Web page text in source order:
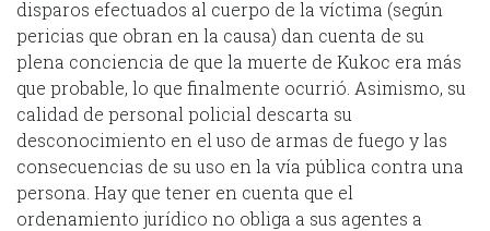
disparos efectuados al cuerpo de la víctima (según
pericias que obran en la causa) dan cuenta de su
plena conciencia de que la muerte de Kukoc era más
que probable, lo que finalmente ocurrió. Asimismo, su
calidad de personal policial descarta su
desconocimiento en el uso de armas de fuego y las
consecuencias de su uso en la vía pública contra una
persona. Hay que tener en cuenta que el
ordenamiento jurídico no obliga a sus agentes a